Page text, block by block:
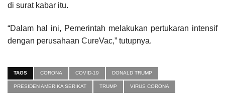
di surat kabar itu.
“Dalam hal ini, Pemerintah melakukan pertukaran intensif
dengan perusahaan CureVac,” tutupnya.
TAGS CORONA COVID-19 DONALD TRUMP
PRESIDEN AMERIKA SERIKAT TRUMP VIRUS CORONA